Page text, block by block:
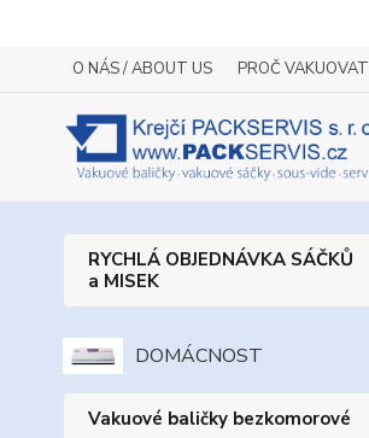
O NÁS / ABOUT US PROČ VAKUOVAT
RYCHLÁ OBJEDNÁVKA SÁČKŮ
a MISEK
DOMÁCNOST
Vakuové baličky bezkomorové